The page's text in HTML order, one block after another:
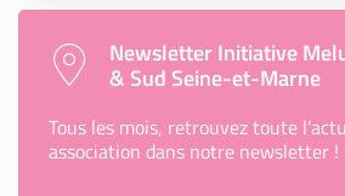
Newsletter Initiative
& Sud Seine-et-Marne
Tous les mois, retrouvez toute
association dans notre newsletter !